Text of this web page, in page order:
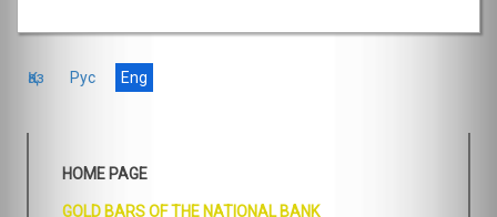
Қаз Рус Eng
HOME PAGE
GOLD BARS OF THE NATIONAL BANK